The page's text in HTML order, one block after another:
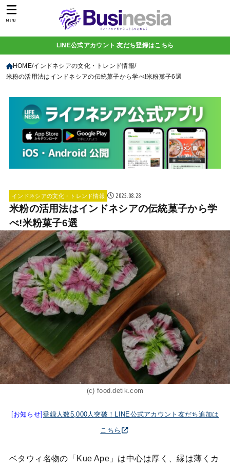
MENU
LINE公式アカウント 友だち登録はこちら
HOME インドネシアの文化・トレンド情報
米粉の活用法はインドネシアの伝統菓子から学べ!米粉菓子6選
インドネシアの文化・トレンド情報 2025.08.28
米粉の活用法はインドネシアの伝統菓子から学
べ!米粉菓子6選
(c) food.detik.com
[お知らせ]登録人数5,000人突破！LINE公式アカウント友だち追加は
こちら
ベタウィ名物の「Kue Ape」は中心は厚く、縁は薄くカ